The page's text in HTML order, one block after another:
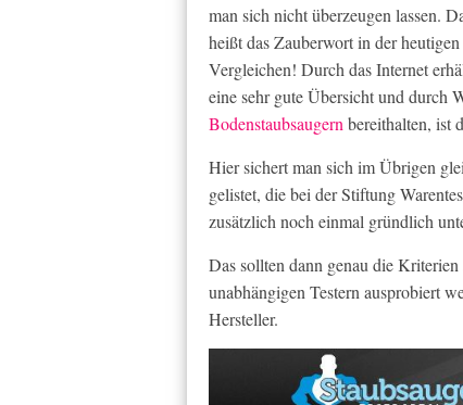
man sich nicht überzeugen lassen.
heißt das Zauberwort in der
Vergleichen! Durch das Internet
eine sehr gute Übersicht und durch
Bodenstaubsaugern bereithalten, ist
Hier sichert man sich im Übrigen
gelistet, die bei der Stiftung
zusätzlich noch einmal gründlich
Das sollten dann genau die
unabhängigen Testern ausprobiert
Hersteller.